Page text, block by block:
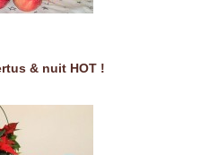
& nuit HOT !